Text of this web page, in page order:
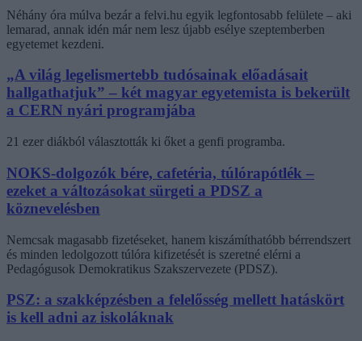
Néhány óra múlva bezár a felvi.hu egyik legfontosabb felülete – aki
lemarad, annak idén már nem lesz újabb esélye szeptemberben
egyetemet kezdeni.
„A világ legelismertebb tudósainak előadásait
hallgathatjuk” – két magyar egyetemista is bekerült
a CERN nyári programjába
21 ezer diákból választották ki őket a genfi programba.
NOKS-dolgozók bére, cafetéria, túlórapótlék –
ezeket a változásokat sürgeti a PDSZ a
köznevelésben
Nemcsak magasabb fizetéseket, hanem kiszámíthatóbb bérrendszert
és minden ledolgozott túlóra kifizetését is szeretné elérni a
Pedagógusok Demokratikus Szakszervezete (PDSZ).
PSZ: a szakképzésben a felelősség mellett hatáskört
is kell adni az iskoláknak